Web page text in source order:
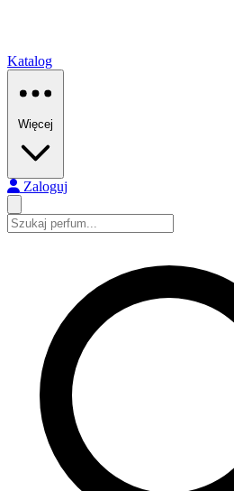
Katalog
Więcej
Zaloguj